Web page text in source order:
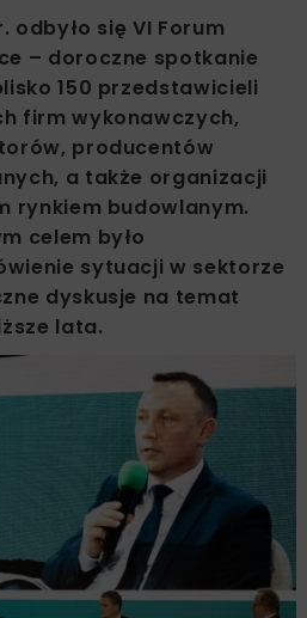
odbyło się VI Forum
– doroczne spotkanie
150 przedstawicieli
firm wykonawczych,
producentów
a także organizacji
rynkiem budowlanym.
celem było
sytuacji w sektorze
dyskusje na temat
lata.